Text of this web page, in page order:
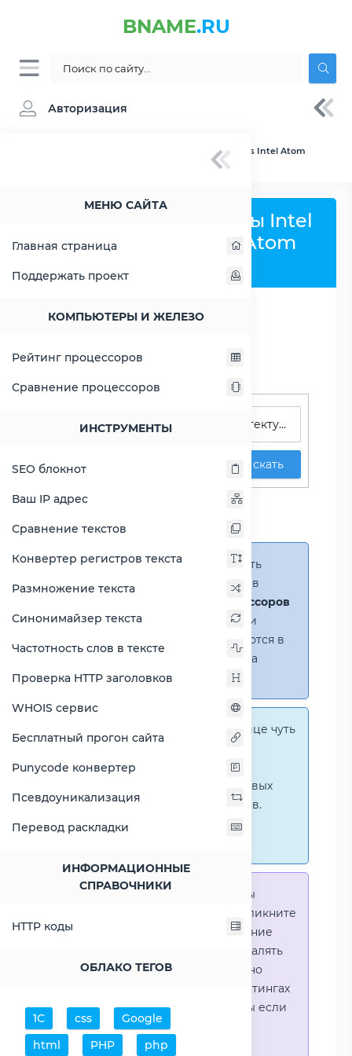
BNAME.RU
Авторизация
МЕНЮ САЙТА
Главная страница
Поддержать проект
КОМПЬЮТЕРЫ И ЖЕЛЕЗО
Рейтинг процессоров
Сравнение процессоров
ИНСТРУМЕНТЫ
SEO блокнот
Ваш IP адрес
Сравнение текстов
Конвертер регистров текста
Размножение текста
Синонимайзер текста
Частотность слов в тексте
Проверка HTTP заголовков
WHOIS сервис
Бесплатный прогон сайта
Punycode конвертер
Псевдоуникализация
Перевод раскладки
ИНФОРМАЦИОННЫЕ
СПРАВОЧНИКИ
HTTP коды
ОБЛАКО ТЕГОВ
1С css
Google
html
PHP
php
» Сравнение Intel Atom C2358 vs Intel Atom
Сравнить процессоры Intel
Atom C2358 и Intel Atom
Поиск процессоров
Искать
Сравнение Atom C2358
против Atom C3338
Справка:Можно добавить
несколько процессоров в
(до 14 процессоров
в таблице)
. В случае если
процессоры не помещаются в
таблицу, появится полоса
прокрутки.
На этой странице чуть
графические сравнения
количественных и числовых
параметров процессоров.
Перейти к наглядным
Справка:Для того что-бы
выделить процессор - кликните
на его название. Выделение
позволяет выборочно удалять
процессоры или наглядно
видеть результаты в рейтингах
(Во избежении путаницы если
в таблице несколько
процессоров)